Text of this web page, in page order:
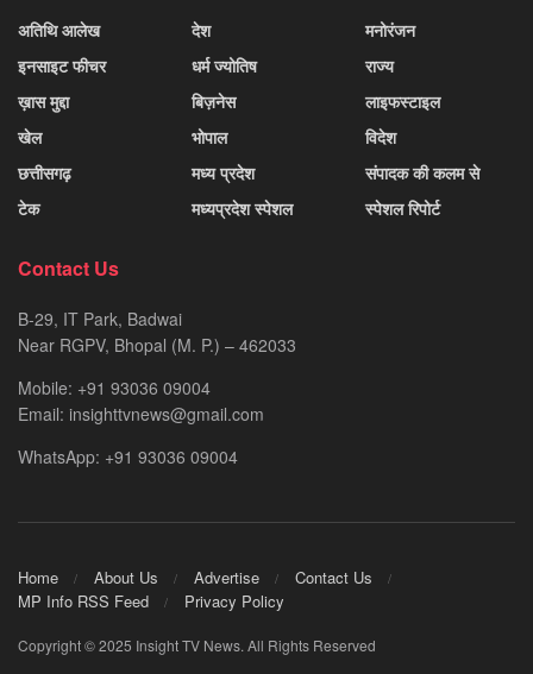
अतिथि आलेख
इनसाइट फीचर
ख़ास मुद्दा
खेल
छत्तीसगढ़
टेक
देश
धर्म ज्योतिष
बिज़नेस
भोपाल
मध्य प्रदेश
मध्यप्रदेश स्पेशल
मनोरंजन
राज्य
लाइफस्टाइल
विदेश
संपादक की कलम से
स्पेशल रिपोर्ट
Contact Us
B-29, IT Park, Badwai
Near RGPV, Bhopal (M. P.) – 462033
Mobile: +91 93036 09004
Email: insighttvnews@gmail.com
WhatsApp: +91 93036 09004
Home About Us Advertise
Contact Us
MP Info RSS Feed
Privacy Policy
Copyright © 2025 Insight TV News. All Rights Reserved